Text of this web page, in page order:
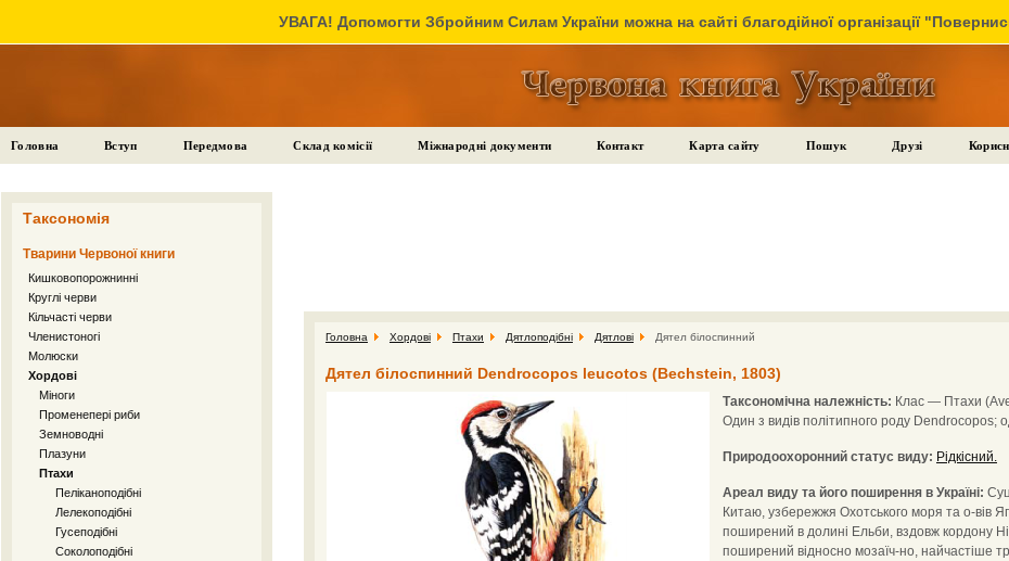
УВАГА! Допомогти Збройним Силам України можна на сайті благодійної організації
Головна Вступ Передмова Склад комісії Міжнародні документи Контакт Карта сайту Пошук Друзі
Таксономія
Тварини Червоної книги
Кишковопорожнинні
Круглі черви
Кільчасті черви
Членистоногі
Молюски
Хордові
Міноги
Променепері риби
Земноводні
Плазуни
Птахи
Пеліканоподібні
Лелекоподібні
Гусеподібні
Соколоподібні
Головна Хордові Птахи Дятлоподібні Дятлові Дятел білоспинний
Дятел білоспинний Dendrocopos leucotos (Bechstein, 1803)
Таксономічна належність: Клас — Птахи
Один з видів політипного роду Dendrocopos;
Природоохоронний статус виду: Рідкісний.
Ареал виду та його поширення в Україні:
Китаю, узбережжя Охотського моря та о-вів
поширений в долині Ельби, вздовж кордону
поширений відносно мозаїч-но, найчастіше